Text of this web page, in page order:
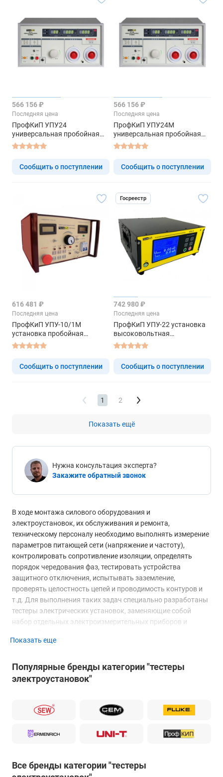
566 156 ₽
Последняя цена
ПрофКиП УПУ24
универсальная пробойная
установка
Сообщить о поступлении
566 156 ₽
Последняя цена
ПрофКиП УПУ24М
универсальная пробойная
установка
Сообщить о поступлении
616 481 ₽
Последняя цена
ПрофКиП УПУ-10/1М
установка пробойная
универсальная
Сообщить о поступлении
Госреестр
742 980 ₽
Последняя цена
ПрофКиП УПУ-22 установка
высоковольтная
испытательная пробойная
Сообщить о поступлении
1 2
Показать ещё
Нужна консультация эксперта?
Закажите обратный звонок
В ходе монтажа силового оборудования и
электроустановок, их обслуживания и ремонта,
техническому персоналу необходимо выполнять измерение
параметров питающей сети (напряжение и частоту),
контролировать сопротивление изоляции, определять
порядок чередования фаз, тестировать устройства
защитного отключения, испытывать заземление,
проверять целостность цепей и проводимость контуров и
т.д. Для выполнения таких задач специально разработаны
тестеры электрических установок, заменяющие собой
набор отдельных электроизмерительных приборов и
в сложных условиях. С его помощью выполняются
измерения по проверке соответствия безопасности
(в частности, IEC 60364), поэтому данные приборы обычно
не оснащаются "избыточными" функциями, которые не
Ввиду того, что измерения выполняются на электрических
находящихся под напряжением, по классу
электробезопасности многофункциональный тестер
Показать еще
Популярные бренды категории "тестеры
электроустановок"
Все бренды категории "тестеры